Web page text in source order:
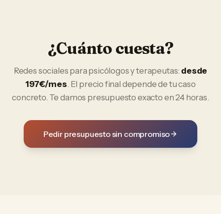
¿Cuánto cuesta?
Redes sociales parapsicólogos y terapeutas: desde
197€/mes. El precio final depende de tu caso
concreto. Te damos presupuesto exacto en 24 horas.
Pedir presupuesto sin compromiso